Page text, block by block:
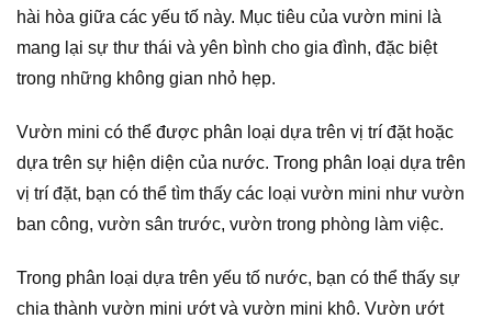
hài hòa giữa các yếu tố này. Mục tiêu của vườn mini là
mang lại sự thư thái và yên bình cho gia đình, đặc biệt
trong những không gian nhỏ hẹp.
Vườn mini có thể được phân loại dựa trên vị trí đặt hoặc
dựa trên sự hiện diện của nước. Trong phân loại dựa trên
vị trí đặt, bạn có thể tìm thấy các loại vườn mini như vườn
ban công, vườn sân trước, vườn trong phòng làm việc.
Trong phân loại dựa trên yếu tố nước, bạn có thể thấy sự
chia thành vườn mini ướt và vườn mini khô. Vườn ướt